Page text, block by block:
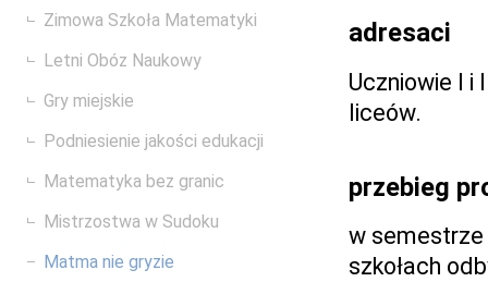
Zimowa Szkoła Matematyki
Letni Obóz Naukowy
Gry miejskie
Podniesienie jakości edukacji
Matematyka bez granic
Mistrzostwa w Sudoku
Matma nie gryzie
adresaci
Uczniowie I i
liceów.
przebieg
w semestrze
szkołach